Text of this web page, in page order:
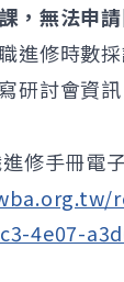
，無法申
進修時數
研討會資
修手冊電
4e07-